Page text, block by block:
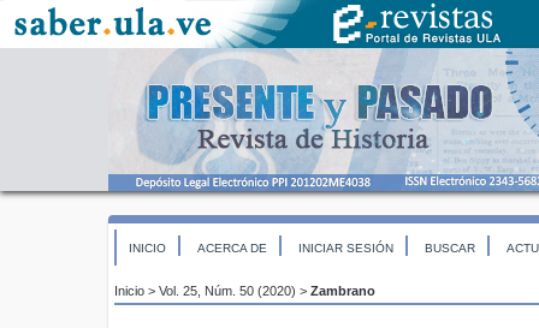
INICIO ACERCA DE INICIAR SESIÓN BUSCAR
Inicio > Vol. 25, Núm. 50 (2020) > Zambrano